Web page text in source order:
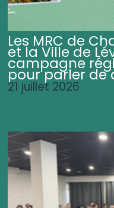
Les MRC de
et la Ville de
campagne
pour parler
21 juillet 2026